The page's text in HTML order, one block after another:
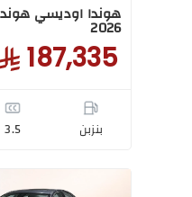
2026
187,335
بنزبن 3.5